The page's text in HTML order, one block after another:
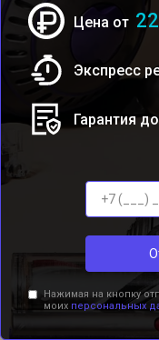
Цена от
Экспресс
Гарантия
Нажимая на кнопку
моих персональных